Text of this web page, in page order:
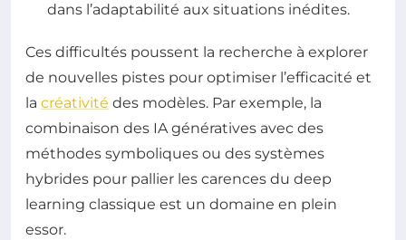
dans l’adaptabilité aux situations inédites.
Ces difficultés poussent la recherche à explorer
de nouvelles pistes pour optimiser l’efficacité et
la créativité des modèles. Par exemple, la
combinaison des IA génératives avec des
méthodes symboliques ou des systèmes
hybrides pour pallier les carences du deep
learning classique est un domaine en plein
essor.